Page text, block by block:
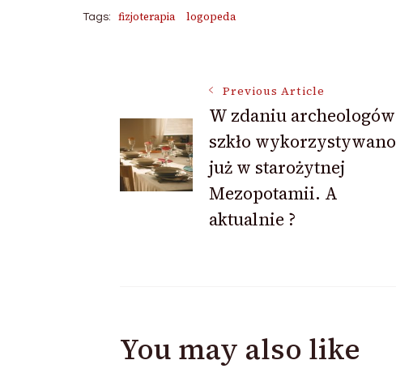
Tags: fizjoterapia logopeda
Navigation
Previous Article
W zdaniu archeologów
szkło wykorzystywano
już w starożytnej
Mezopotamii. A
aktualnie ?
You may also like